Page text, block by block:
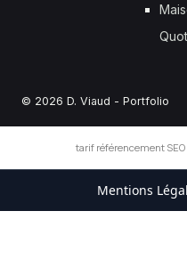
© 2026 D. Viaud - Portfolio
tarif référencement SEO
Mentions